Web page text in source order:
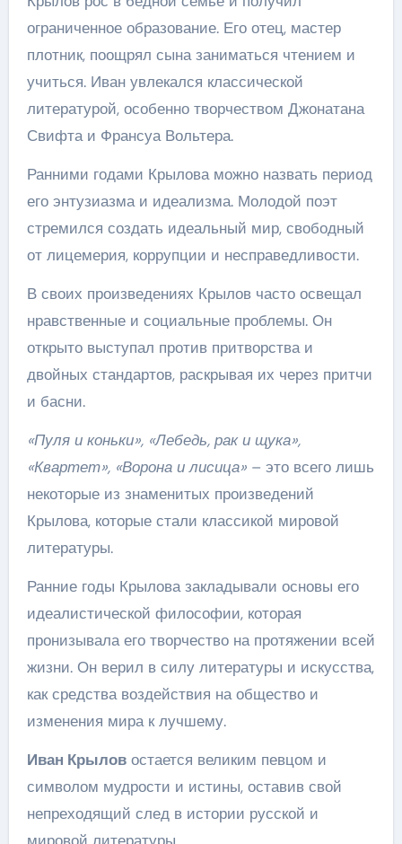
ограниченное образование. Его отец, мастер
плотник, поощрял сына заниматься чтением и
учиться. Иван увлекался классической
литературой, особенно творчеством Джонатана
Свифта и Франсуа Вольтера.
Ранними годами Крылова можно назвать период
его энтузиазма и идеализма. Молодой поэт
стремился создать идеальный мир, свободный
от лицемерия, коррупции и несправедливости.
В своих произведениях Крылов часто освещал
нравственные и социальные проблемы. Он
открыто выступал против притворства и
двойных стандартов, раскрывая их через притчи
и басни.
«Пуля и коньки», «Лебедь, рак и щука»,
«Квартет», «Ворона и лисица»– это всего лишь
некоторые из знаменитых произведений
Крылова, которые стали классикой мировой
литературы.
Ранние годы Крылова закладывали основы его
идеалистической философии, которая
пронизывала его творчество на протяжении всей
жизни. Он верил в силу литературы и искусства,
как средства воздействия на общество и
изменения мира к лучшему.
Иван Крыловостается великим певцом и
символом мудрости и истины, оставив свой
непреходящий след в истории русской и